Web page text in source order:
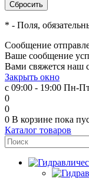
* - Поля,
Сообщение
Ваше сообщение
Вами свяжется наш
Закрыть окно
с 09:00 - 19:00 Пн-
0
0
0 В корзине пока
Каталог товаров